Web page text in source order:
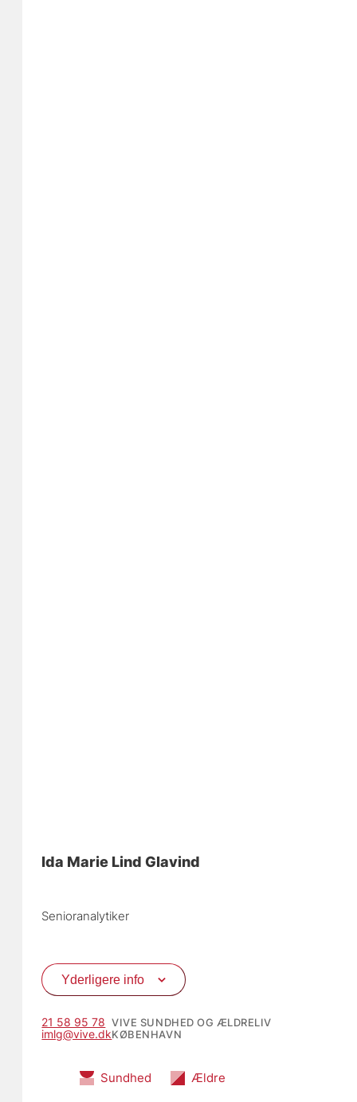
Ida Marie Lind Glavind
Senioranalytiker
Yderligere info
21 58 95 78
imlg@vive.dk
VIVE SUNDHED OG ÆLDRELIV
KØBENHAVN
Sundhed Ældre